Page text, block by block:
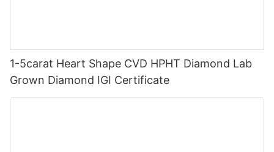
1-5carat Heart Shape CVD HPHT Diamond Lab
Grown Diamond IGI Certificate